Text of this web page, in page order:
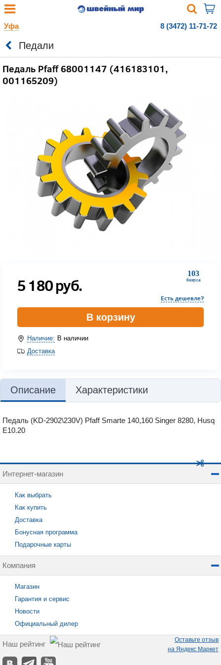
Уфа 8 (3472) 11-71-72
Педали
Педаль Pfaff 68001147 (416183101,
001165209)
103
бонуса
5 180руб.
Есть дешевле?
В корзину
Наличие: В наличии
Доставка
Описание Характеристики
Педаль (KD-2902\230V) Pfaff Smarte 140,160 Singer 8280, Husq
E10.20
Интернет-магазин
Как выбрать
Как купить
Доставка
Бонусная программа
Подарочные карты
Компания
Магазин
Гарантия и сервис
Новости
Официальный дилер
Наш рейтинг
Оставьте отзыв
на Яндекс Маркет